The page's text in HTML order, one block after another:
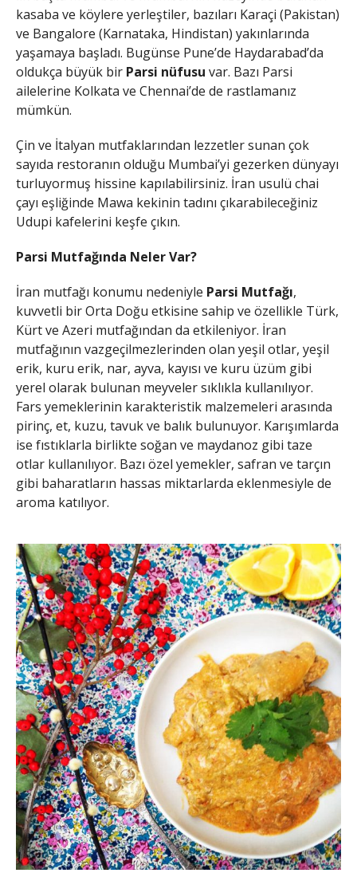
kasaba ve köylere yerleştiler, bazıları Karaçi (Pakistan)
ve Bangalore (Karnataka, Hindistan) yakınlarında
yaşamaya başladı. Bugünse Pune’de Haydarabad’da
oldukça büyük bir Parsi nüfusu var. Bazı Parsi
ailelerine Kolkata ve Chennai’de de rastlamanız
mümkün.
Çin ve İtalyan mutfaklarından lezzetler sunan çok
sayıda restoranın olduğu Mumbai’yi gezerken dünyayı
turluyormuş hissine kapılabilirsiniz. İran usulü chai
çayı eşliğinde Mawa kekinin tadını çıkarabileceğiniz
Udupi kafelerini keşfe çıkın.
Parsi Mutfağında Neler Var?
İran mutfağı konumu nedeniyle Parsi Mutfağı,
kuvvetli bir Orta Doğu etkisine sahip ve özellikle Türk,
Kürt ve Azeri mutfağından da etkileniyor. İran
mutfağının vazgeçilmezlerinden olan yeşil otlar, yeşil
erik, kuru erik, nar, ayva, kayısı ve kuru üzüm gibi
yerel olarak bulunan meyveler sıklıkla kullanılıyor.
Fars yemeklerinin karakteristik malzemeleri arasında
pirinç, et, kuzu, tavuk ve balık bulunuyor. Karışımlarda
ise fıstıklarla birlikte soğan ve maydanoz gibi taze
otlar kullanılıyor. Bazı özel yemekler, safran ve tarçın
gibi baharatların hassas miktarlarda eklenmesiyle de
aroma katılıyor.